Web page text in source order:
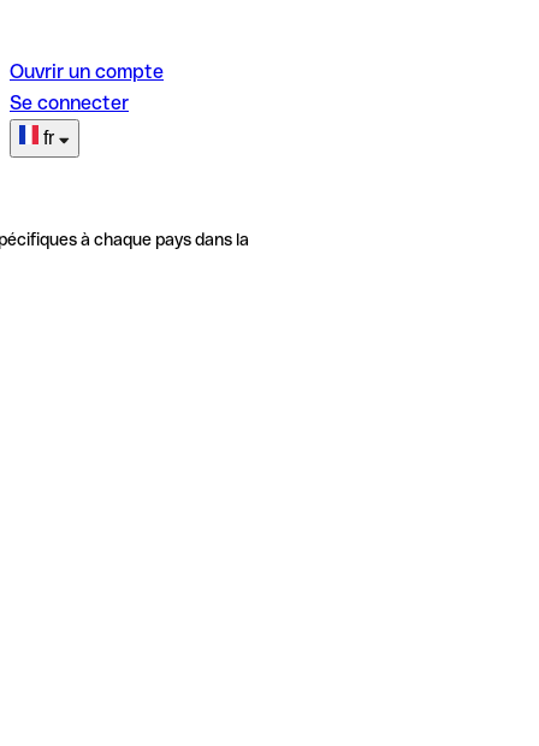
Ouvrir un compte
Se connecter
fr
à chaque pays dans la